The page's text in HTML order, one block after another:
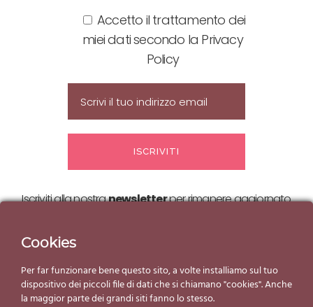
Accetto il trattamento dei
miei dati secondo la Privacy
Policy
Iscriviti alla nostranewsletterper rimanere aggiornato
Cookies
Per far funzionare bene questo sito, a volte installiamo sul tuo
dispositivo dei piccoli file di dati che si chiamano "cookies". Anche
la maggior parte dei grandi siti fanno lo stesso.